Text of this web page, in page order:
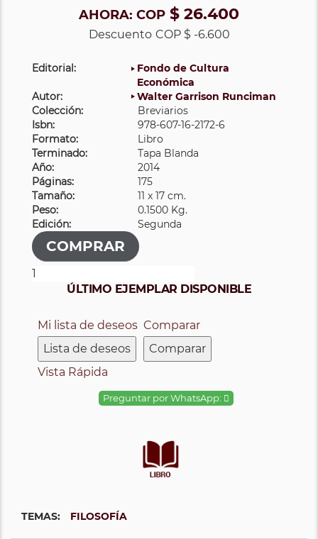
AHORA: COP $ 26.400
Descuento COP $ -6.600
Editorial:
Fondo de Cultura
Económica
Autor:
Walter Garrison Runciman
Colección:
Breviarios
Isbn:
978-607-16-2172-6
Formato:
Libro
Terminado:
Tapa Blanda
Año:
2014
Páginas:
175
Tamaño:
11 x 17 cm.
Peso:
0.1500 Kg.
Edición:
Segunda
ÚLTIMO EJEMPLAR DISPONIBLE
Mi lista de deseos
Lista de deseos
Comparar
Comparar
Vista Rápida
Preguntar por WhatsApp:
TEMAS: FILOSOFÍA